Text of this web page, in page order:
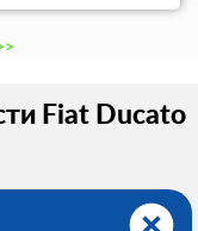
быстро
их. Для
Fiat Ducato